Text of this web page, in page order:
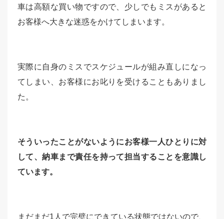
車は高額な買い物ですので、少しでもミスがあると
お客様へ大きな迷惑をかけてしまいます。
実際に自身のミスでスケジュールが組み直しになっ
てしまい、お客様にお叱りを受けることもありまし
た。
そういったことがないようにお客様一人ひとりに対
して、納車まで責任を持って担当することを意識し
ています。
まだまだ1人で完璧にできている状態ではないので、